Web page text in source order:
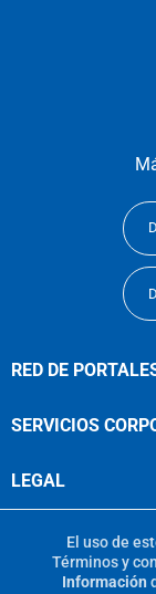
RED DE
SERVICIOS
LEGAL
El uso de
Términos y
Información